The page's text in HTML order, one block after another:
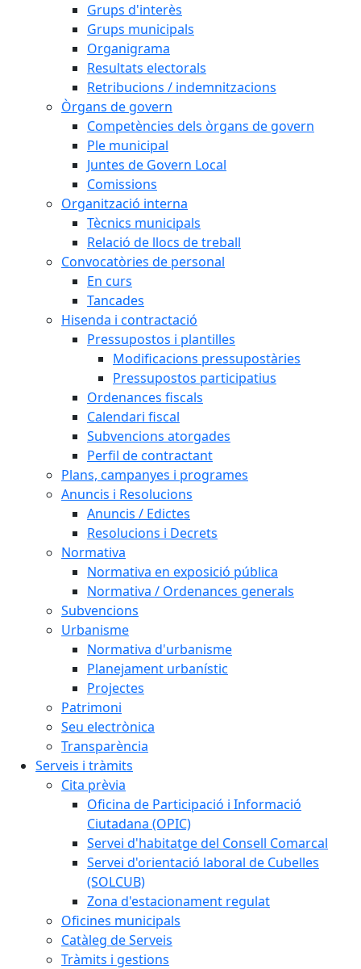
Grups d'interès
Grups municipals
Organigrama
Resultats electorals
Retribucions / indemnitzacions
Òrgans de govern
Competències dels òrgans de govern
Ple municipal
Juntes de Govern Local
Comissions
Organització interna
Tècnics municipals
Relació de llocs de treball
Convocatòries de personal
En curs
Tancades
Hisenda i contractació
Pressupostos i plantilles
Modificacions pressupostàries
Pressupostos participatius
Ordenances fiscals
Calendari fiscal
Subvencions atorgades
Perfil de contractant
Plans, campanyes i programes
Anuncis i Resolucions
Anuncis / Edictes
Resolucions i Decrets
Normativa
Normativa en exposició pública
Normativa / Ordenances generals
Subvencions
Urbanisme
Normativa d'urbanisme
Planejament urbanístic
Projectes
Patrimoni
Seu electrònica
Transparència
Serveis i tràmits
Cita prèvia
Oficina de Participació i Informació
Ciutadana (OPIC)
Servei d'habitatge del Consell Comarcal
Servei d'orientació laboral de Cubelles
(SOLCUB)
Zona d'estacionament regulat
Oficines municipals
Catàleg de Serveis
Tràmits i gestions